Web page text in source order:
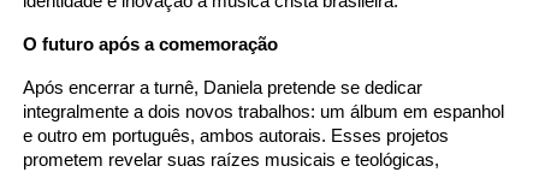
O futuro após a comemoração
Após encerrar a turnê, Daniela pretende se dedicar
integralmente a dois novos trabalhos: um álbum em espanhol
e outro em português, ambos autorais. Esses projetos
prometem revelar suas raízes musicais e teológicas,